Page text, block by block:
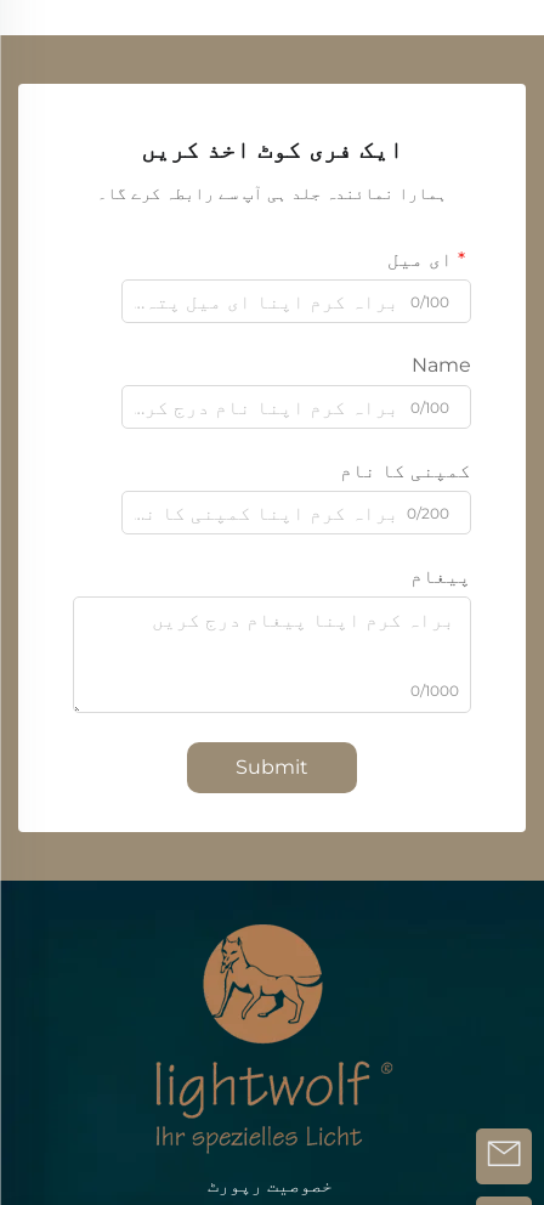
ایک فری کوٹ اخذ کریں
ہمارا نمائندہ جلد ہی آپ سے رابطہ کرے گا۔
ای میل
0/100
Name
0/100
کمپنی کا نام
0/200
پیغام
0/1000
Submit
خصوصیت رپورٹ